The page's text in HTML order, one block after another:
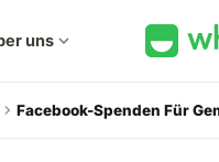
uns expand_more
chevron_right Facebook-Spenden Für